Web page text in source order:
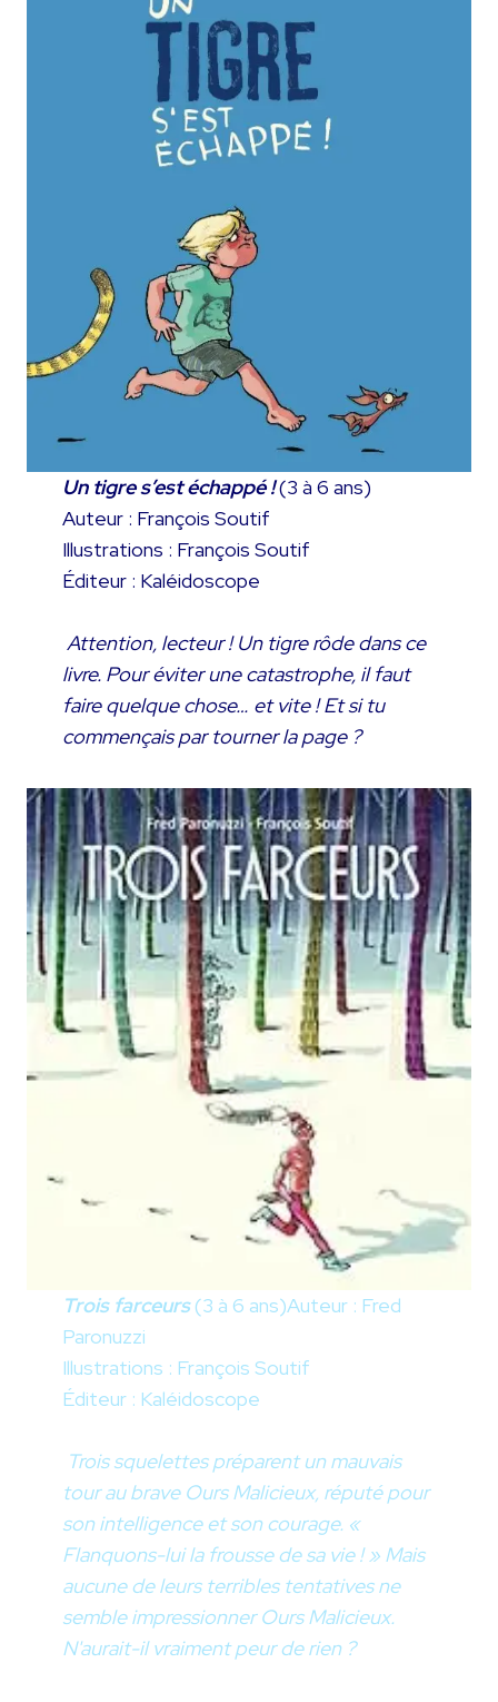
Un tigre s’est échappé !(3 à 6 ans)
Auteur : François Soutif
Illustrations : François Soutif
Éditeur : Kaléidoscope
Attention, lecteur ! Un tigre rôde dans ce
livre. Pour éviter une catastrophe, il faut
faire quelque chose… et vite ! Et si tu
commençais par tourner la page ?
Trois farceurs(3 à 6 ans)Auteur : Fred
Paronuzzi
Illustrations : François Soutif
Éditeur : Kaléidoscope
Trois squelettes préparent un mauvais
tour au brave Ours Malicieux, réputé pour
son intelligence et son courage. «
Flanquons-lui la frousse de sa vie ! » Mais
aucune de leurs terribles tentatives ne
semble impressionner Ours Malicieux.
N'aurait-il vraiment peur de rien ?